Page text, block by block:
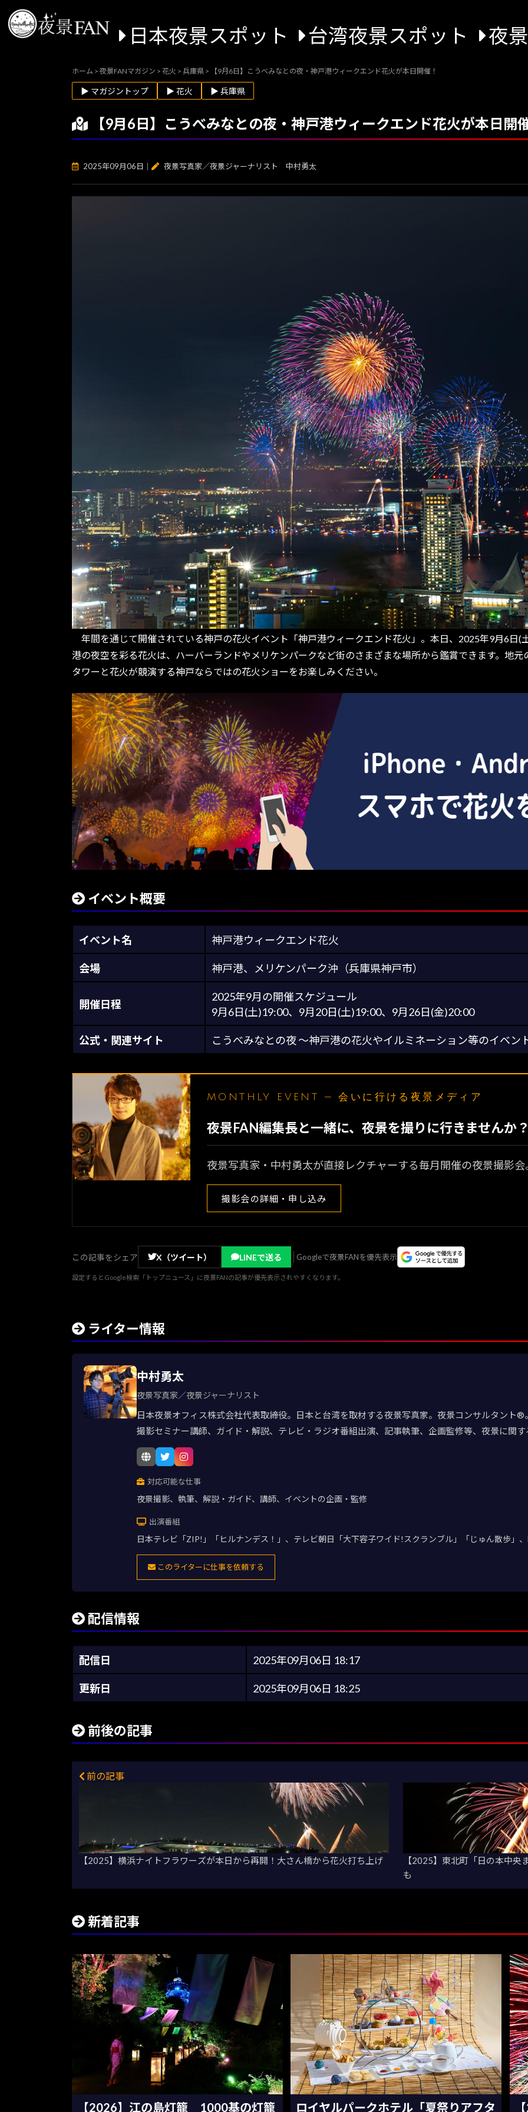
日本夜景スポット 台湾夜景スポット 夜
ホーム > 夜景FANマガジン > 花火 > 兵庫県 > 【9月6日】こうべみなとの夜・神戸港ウィークエンド花火が本日開催！
▶ マガジントップ ▶ 花火 ▶ 兵庫県
【9月6日】こうべみなとの夜・神戸港ウィークエンド花火が本日開
2025年09月06日 夜景写真家／夜景ジャーナリスト 中村勇太
年間を通じて開催されている神戸の花火イベント「神戸港ウィークエンド花火」。本日、2025年9月6日(
港の夜空を彩る花火は、ハーバーランドやメリケンパークなど街のさまざまな場所から鑑賞できます。地
タワーと花火が競演する神戸ならではの花火ショーをお楽しみください。
イベント概要
イベント名 神戸港ウィークエンド花火
会場 神戸港、メリケンパーク沖（兵庫県神戸市）
開催日程
2025年9月の開催スケジュール
9月6日(土)19:00、9月20日(土)19:00、9月26日(金)20:00
公式・関連サイト こうべみなとの夜 〜神戸港の花火やイルミネーション等のイベン
MONTHLY EVENT — 会いに行ける夜景メディア
夜景FAN編集長と一緒に、夜景を撮りに行きませんか
夜景写真家・中村勇太が直接レクチャーする毎月開催の夜景撮影
撮影会の詳細・申し込み
この記事をシェア X（ツイート） LINEで送る Googleで夜景FANを優先表示
設定するとGoogle検索「トップニュース」に夜景FANの記事が優先表示されやすくなります。
ライター情報
中村勇太
夜景写真家／夜景ジャーナリスト
日本夜景オフィス株式会社代表取締役。日本と台湾を取材する夜景写真家。夜景コンサルタント
撮影セミナー講師、ガイド・解説、テレビ・ラジオ番組出演、記事執筆、企画監修等、夜景に関
対応可能な仕事
夜景撮影、執筆、解説・ガイド、講師、イベントの企画・監修
出演番組
日本テレビ「ZIP!」「ヒルナンデス！」、テレビ朝日「大下容子ワイド!スクランブル」「じゅん散歩」
このライターに仕事を依頼する
配信情報
配信日 2025年09月06日 18:17
更新日 2025年09月06日 18:25
前後の記事
前の記事
【2025】横浜ナイトフラワーズが本日から再開！大さん橋から花火打ち上げ
【2025】東北町「日の本中央
も
新着記事
【2026】江の島灯籠 1000基の灯籠 ロイヤルパークホテル「夏祭りアフタ